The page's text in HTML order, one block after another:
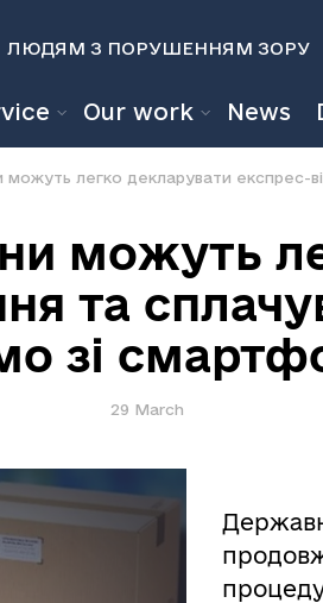
ЛЮДЯМ З ПОРУШЕННЯМ ЗОРУ
К К
Our work News
можуть
та
зі
29 March